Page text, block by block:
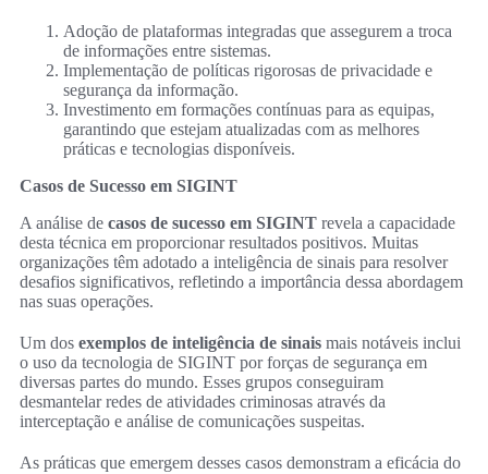
Adoção de plataformas integradas que assegurem a troca
de informações entre sistemas.
Implementação de políticas rigorosas de privacidade e
segurança da informação.
Investimento em formações contínuas para as equipas,
garantindo que estejam atualizadas com as melhores
práticas e tecnologias disponíveis.
Casos de Sucesso em SIGINT
A análise de casos de sucesso em SIGINT revela a capacidade
desta técnica em proporcionar resultados positivos. Muitas
organizações têm adotado a inteligência de sinais para resolver
desafios significativos, refletindo a importância dessa abordagem
nas suas operações.
Um dos exemplos de inteligência de sinais mais notáveis inclui
o uso da tecnologia de SIGINT por forças de segurança em
diversas partes do mundo. Esses grupos conseguiram
desmantelar redes de atividades criminosas através da
interceptação e análise de comunicações suspeitas.
As práticas que emergem desses casos demonstram a eficácia do